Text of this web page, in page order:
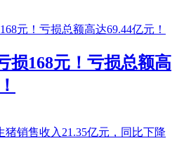
损168元！亏损总额高